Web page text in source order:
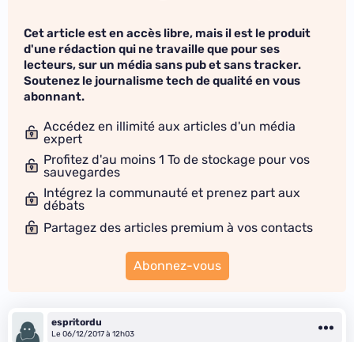
Cet article est en accès libre, mais il est le produit
d'une rédaction qui ne travaille que pour ses
lecteurs, sur un média sans pub et sans tracker.
Soutenez le journalisme tech de qualité en vous
abonnant.
Accédez en illimité aux articles d'un média
expert
Profitez d'au moins 1 To de stockage pour vos
sauvegardes
Intégrez la communauté et prenez part aux
débats
Partagez des articles premium à vos contacts
Abonnez-vous
espritordu
Le 06/12/2017 à 12h03